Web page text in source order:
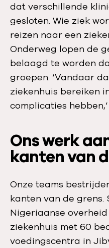
dat verschillende
gesloten. Wie ziek
reizen naar een
Onderweg lopen de
belaagd te worden
groepen. ‘Vandaar
ziekenhuis bereiken
complicaties
Ons werk
kanten van
Onze teams
kanten van de grens.
Nigeriaanse
ziekenhuis met 60
voedingscentra in